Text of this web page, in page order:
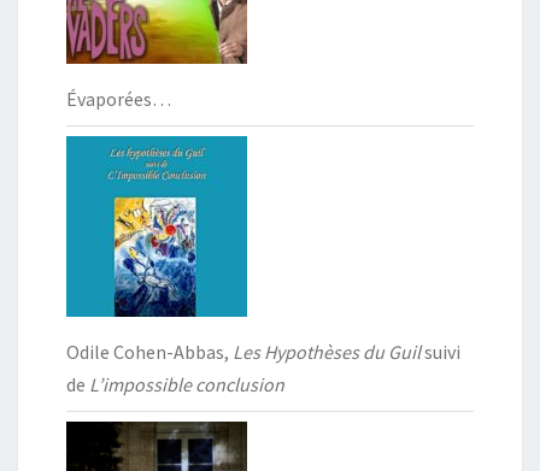
Évaporées…
Odile Cohen-Abbas, Les Hypothèses du Guilsuivi
de L’impossible conclusion